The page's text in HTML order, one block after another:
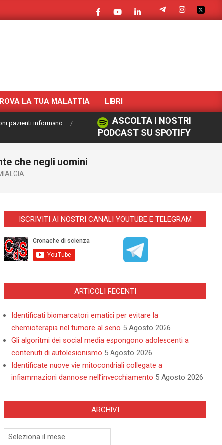
LA TUA MALATTIA LIBRI
pazienti informano
ASCOLTA I NOSTRI
PODCAST SU SPOTIFY
che negli uomini
ISCRIVITI AI NOSTRI CANALI YOUTUBE E TELEGRAM
ARTICOLI RECENTI
Identificati biomarcatori ematici per evitare la
chemioterapia nel tumore al seno 5 Agosto 2026
Gli algoritmi dei social media espongono adolescenti a
contenuti di autolesionismo 5 Agosto 2026
Identificate nuove vie mitocondriali collegate a
infiammazioni dannose nell’invecchiamento 5 Agosto 2026
ARCHIVI
Archivi